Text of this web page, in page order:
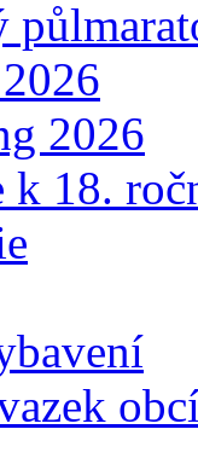
2026
k 18.